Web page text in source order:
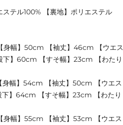
テル100% 【裏地】ポリエステル
身幅】50cm 【袖丈】46cm 【ウエス
】60cm 【すそ幅】23cm 【わたり
幅】54cm 【袖丈】50cm 【ウエス
】64cm 【すそ幅】23cm 【わたり
幅】55cm 【袖丈】53cm 【ウエス